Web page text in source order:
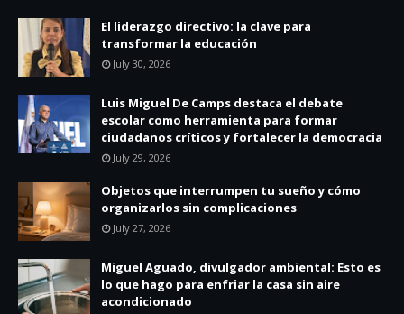
El liderazgo directivo: la clave para
transformar la educación
July 30, 2026
Luis Miguel De Camps destaca el debate
escolar como herramienta para formar
ciudadanos críticos y fortalecer la democracia
July 29, 2026
Objetos que interrumpen tu sueño y cómo
organizarlos sin complicaciones
July 27, 2026
Miguel Aguado, divulgador ambiental: Esto es
lo que hago para enfriar la casa sin aire
acondicionado